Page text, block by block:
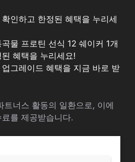
인하고 한정된 혜택을 누리세
물 프로틴 선식 12 쉐이커 1개
혜택을 누리세요!
그레이드 혜택을 지금 바로 받
트너스 활동의 일환으로, 이에
를 제공받습니다.